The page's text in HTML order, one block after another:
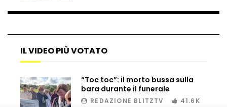
Auto fuori controllo in Guatemala,
tragedia a Petén
Russia sotto zero: fiumi congelati e navi
rompighiaccio a Mosca
IL VIDEO PIÙ VOTATO
“Toc toc”: il morto bussa sulla
bara durante il funerale
REDAZIONE BLITZTV 41.6K